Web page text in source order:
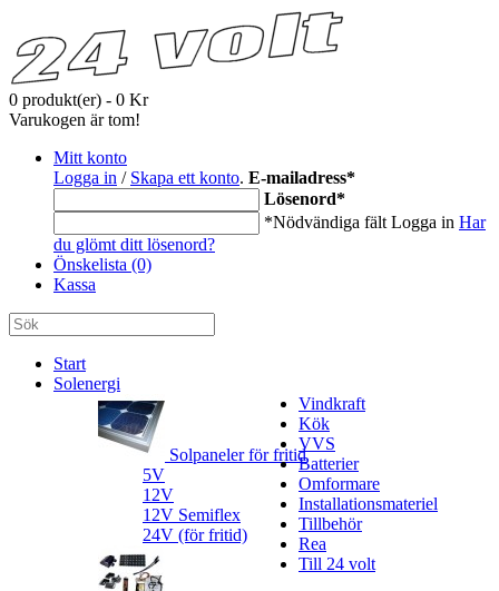
0 produkt(er) - 0 Kr
Varukogen är tom!
Mitt konto
Logga in / Skapa ett konto. E-mailadress*
Lösenord*
*Nödvändiga fält Logga in Har
du glömt ditt lösenord?
Önskelista (0)
Kassa
Start
Solenergi
Solpaneler för fritid
5V
12V
12V Semiflex
24V (för fritid)
Vindkraft
Kök
VVS
Batterier
Omformare
Installationsmateriel
Tillbehör
Rea
Till 24 volt